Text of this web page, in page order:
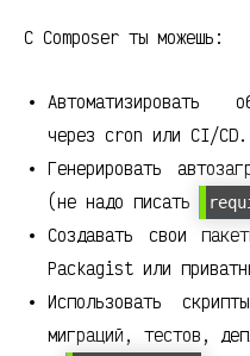
С Composer ты можешь:
Автоматизировать
через cron или CI/CD.
Генерировать
(не надо писать
Создавать свои
Packagist или
Использовать
миграций, тестов,